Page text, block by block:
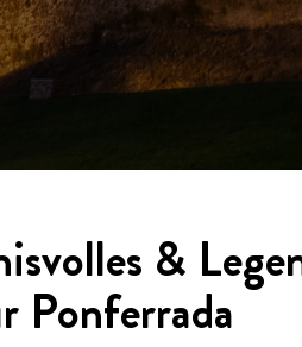
&
Ponferrada